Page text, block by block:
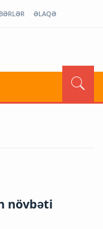
ƏLAQƏ
növbəti